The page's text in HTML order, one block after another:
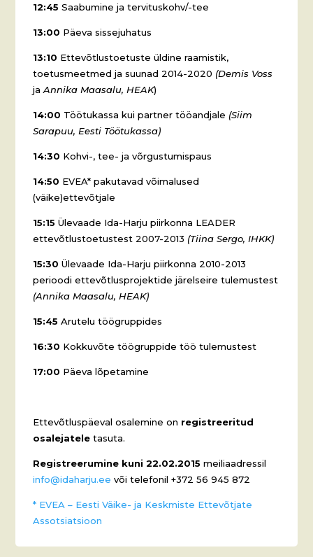
12:45 Saabumine ja tervituskohv/-tee
13:00 Päeva sissejuhatus
13:10 Ettevõtlustoetuste üldine raamistik,
toetusmeetmed ja suunad 2014-2020 (Demis Voss
jaAnnika Maasalu, HEAK)
14:00 Töötukassa kui partner tööandjale (Siim
Sarapuu, Eesti Töötukassa)
14:30 Kohvi-, tee- ja võrgustumispaus
14:50 EVEA* pakutavad võimalused
(väike)ettevõtjale
15:15 Ülevaade Ida-Harju piirkonna LEADER
ettevõtlustoetustest 2007-2013 (Tiina Sergo, IHKK)
15:30 Ülevaade Ida-Harju piirkonna 2010-2013
perioodi ettevõtlusprojektide järelseire tulemustest
(Annika Maasalu, HEAK)
15:45 Arutelu töögruppides
16:30 Kokkuvõte töögruppide töö tulemustest
17:00 Päeva lõpetamine
Ettevõtluspäeval osalemine on registreeritud
osalejatele tasuta.
Registreerumine kuni 22.02.2015meiliaadressil
info@idaharju.ee või telefonil +372 56 945 872
* EVEA – Eesti Väike- ja Keskmiste Ettevõtjate
Assotsiatsioon